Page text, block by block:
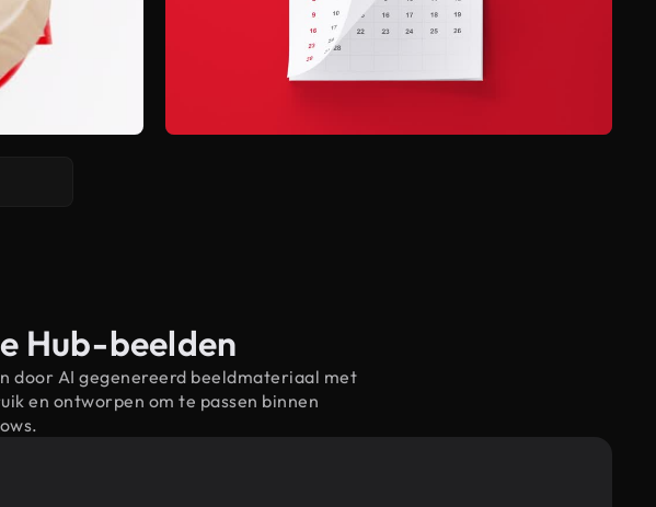
Hub-beelden
door AI gegenereerd beeldmateriaal met
en ontworpen om te passen binnen